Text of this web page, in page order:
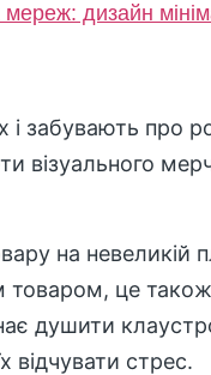
дизайн
забувають про
візуального
на
товаром, це
душити
відчувати стрес.